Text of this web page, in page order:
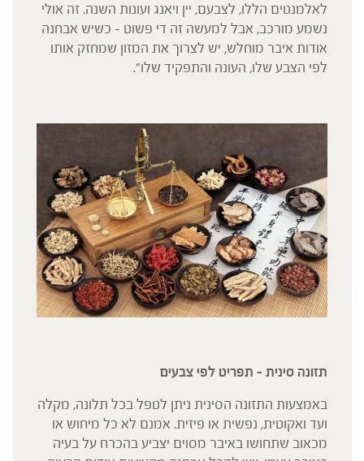
לאלמנטים הללו, לצבעם, יין ויאנג ועונות השנה. זה אולי
נשמע מורכב, אבל למעשה זה די פשוט – כשיש אבחנה
אודות איבר מוחלש, יש לצרוך את המזון שמחזק אותו
לפי הצבע שלו, העונה והתפקיד שלו״.
תזונה סינית – תפריט לפי צבעים
באמצעות התזונה הסינית ניתן לטפל בכל תלונה, מקלה
ועד ואקוטית, נפשית או פיזית. אמנם לא כל מיחוש או
מכאוב שתחושו באיבר מסוים יצביע בהכרח על בעיה